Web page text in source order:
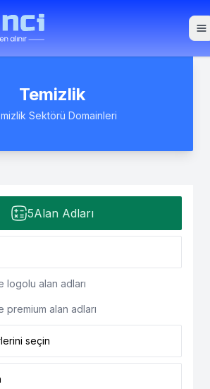
Temizlik
Sektörü Domainleri
5Alan Adları
logolu alan adları
premium alan adları
seçin